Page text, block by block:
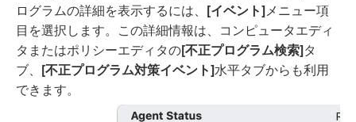
ログラムの詳細を表示するには、 [イベント]メニュー項
目を選択します。この詳細情報は、コンピュータエディ
タまたはポリシーエディタの[不正プログラム検索]タ
ブ、 [不正プログラム対策イベント]水平タブからも利用
できます。